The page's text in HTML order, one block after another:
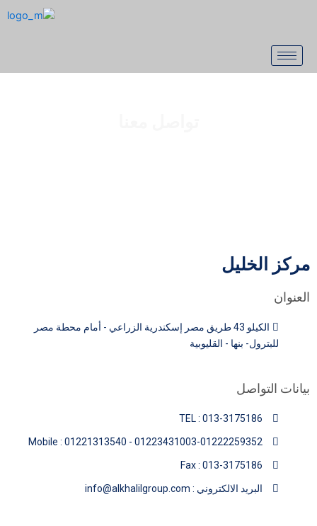
مركز الخليل
العنوان
الكيلو 43 طريق مصر إسكندرية الزراعي - أمام محطة مصر
للبترول- بنها - القليوبية
بيانات التواصل
TEL : 013-3175186
Mobile : 01221313540 - 01223431003-01222259352
Fax : 013-3175186
البريد الالكتروني : info@alkhalilgroup.com